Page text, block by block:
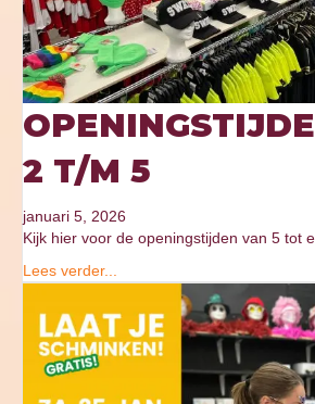
2 T/M 5
januari 5, 2026
Kijk hier voor de openingstijden van 5 tot
Lees verder...